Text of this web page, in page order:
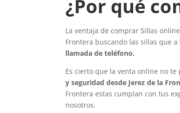
¿Por qué
La ventaja de comprar Sillas
Frontera buscando las sillas que
llamada de teléfono.
Es cierto que la venta online no
y seguridad desde Jerez de la
Frontera estas cumplan con tus
nosotros.